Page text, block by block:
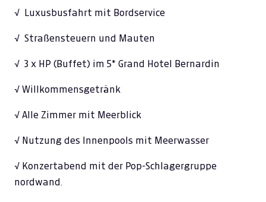
√ Luxusbusfahrt mit Bordservice
√ Straßensteuern und Mauten
√ 3 x HP (Buffet) im 5* Grand Hotel Bernardin
√ Willkommensgetränk
√ Alle Zimmer mit Meerblick
√ Nutzung des Innenpools mit Meerwasser
√ Konzertabend mit der Pop-Schlagergruppe
nordwand.